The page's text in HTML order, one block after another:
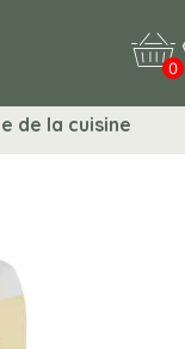
0
de la cuisine